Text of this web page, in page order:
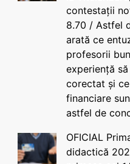
contestații
8.70 / Astfel
arată ce
profesorii
experiență
corectat și
financiare
astfel de
OFICIAL
didactică